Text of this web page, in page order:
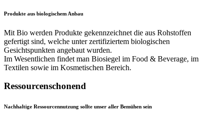
Produkte aus biologischem Anbau
Mit Bio werden Produkte gekennzeichnet die aus Rohstoffen
gefertigt sind, welche unter zertifiziertem biologischen
Gesichtspunkten angebaut wurden.
Im Wesentlichen findet man Biosiegel im Food & Beverage, im
Textilen sowie im Kosmetischen Bereich.
Ressourcenschonend
Nachhaltige Ressourcennutzung sollte unser aller Bemühen sein